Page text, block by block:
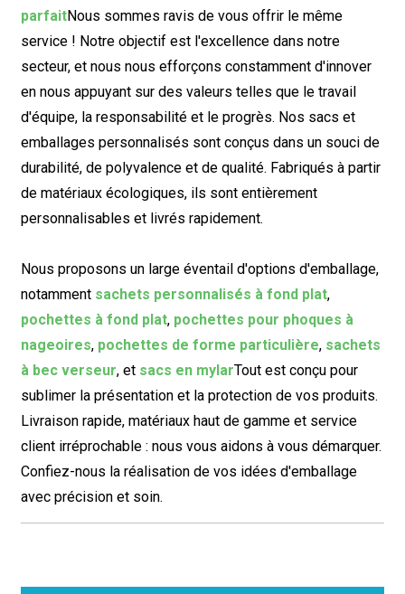
parfaitNous sommes ravis de vous offrir le même
service ! Notre objectif est l'excellence dans notre
secteur, et nous nous efforçons constamment d'innover
en nous appuyant sur des valeurs telles que le travail
d'équipe, la responsabilité et le progrès. Nos sacs et
emballages personnalisés sont conçus dans un souci de
durabilité, de polyvalence et de qualité. Fabriqués à partir
de matériaux écologiques, ils sont entièrement
personnalisables et livrés rapidement.
Nous proposons un large éventail d'options d'emballage,
notamment sachets personnalisés à fond plat,
pochettes à fond plat, pochettes pour phoques à
nageoires, pochettes de forme particulière, sachets
à bec verseur, et sacs en mylarTout est conçu pour
sublimer la présentation et la protection de vos produits.
Livraison rapide, matériaux haut de gamme et service
client irréprochable : nous vous aidons à vous démarquer.
Confiez-nous la réalisation de vos idées d'emballage
avec précision et soin.